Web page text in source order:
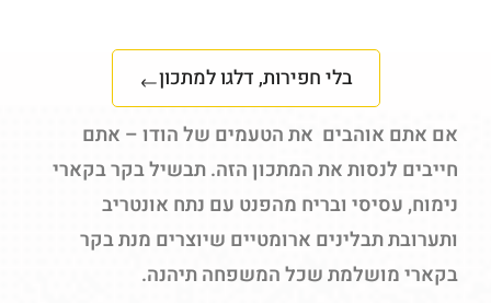
בלי חפירות, דלגו למתכון
אם אתם אוהבים את הטעמים של הודו – אתם
חייבים לנסות את המתכון הזה. תבשיל בקר בקארי
נימוח, עסיסי ובריח מהפנט עם נתח אונטריב
ותערובת תבלינים ארומטיים שיוצרים מנת בקר
בקארי מושלמת שכל המשפחה תיהנה.